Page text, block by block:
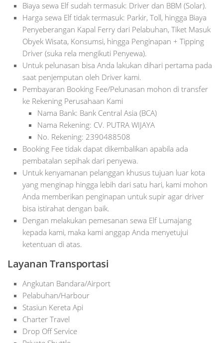
Biaya sewa Elf sudah termasuk: Driver dan BBM (Solar).
Harga sewa Elf tidak termasuk: Parkir, Toll, hingga Biaya
Penyeberangan Kapal Ferry dari Pelabuhan, Tiket Masuk
Obyek Wisata, Konsumsi, hingga Penginapan + Tipping
Driver (suka rela mengikuti Penyewa).
Untuk pelunasan bisa Anda lakukan dihari pertama pada
saat penjemputan oleh Driver kami.
Pembayaran Booking Fee/Pelunasan mohon di transfer
ke Rekening Perusahaan Kami
Nama Bank: Bank Central Asia (BCA)
Nama Rekening: CV. PUTRA WIJAYA
No. Rekening: 2390488508
Booking Fee tidak dapat dikembalikan apabila ada
pembatalan sepihak dari penyewa.
Untuk kenyamanan pelanggan khusus tujuan luar kota
yang menginap hingga lebih dari satu hari, kami mohon
Anda memberikan penginapan untuk supir agar driver
bisa istirahat dengan baik.
Dengan melakukan pemesanan sewa Elf Lumajang
kepada kami, maka kami anggap Anda menyetujui
ketentuan di atas.
Layanan Transportasi
Angkutan Bandara/Airport
Pelabuhan/Harbour
Stasiun Kereta Api
Charter Travel
Drop Off Service